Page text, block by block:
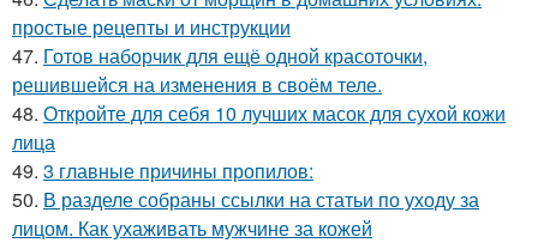
простые рецепты и инструкции
47. Готов наборчик для ещё одной красоточки,
решившейся на изменения в своём теле.
48. Откройте для себя 10 лучших масок для сухой кожи
лица
49. 3 главные причины пропилов:
50. В разделе собраны ссылки на статьи по уходу за
лицом. Как ухаживать мужчине за кожей